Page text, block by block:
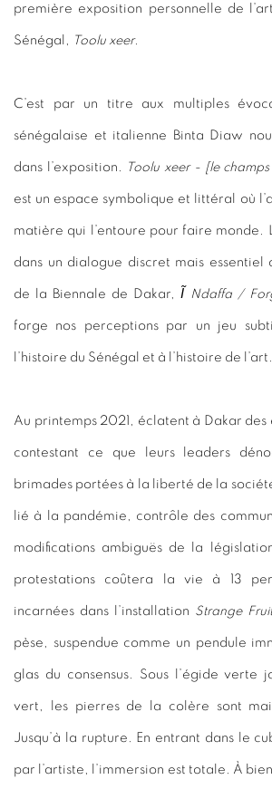
première exposition personnelle de
Sénégal, Toolu xeer.
C’est par un titre aux multiples
sénégalaise et italienne Binta Diaw
dans l’exposition. Toolu xeer - [le
est un espace symbolique et littéral où
matière qui l’entoure pour faire monde.
dans un dialogue discret mais essentiel
de la Biennale de Dakar,Ĩ Ndaffa /
forge nos perceptions par un jeu
l’histoire du Sénégal et à l’histoire de l’art.
Au printemps 2021, éclatent à Dakar
contestant ce que leurs leaders
brimades portées à la liberté de la
lié à la pandémie, contrôle des
modifications ambiguës de la
protestations coûtera la vie à 13
incarnées dans l’installation Strange Fruit
pèse, suspendue comme un pendule
glas du consensus. Sous l’égide verte
vert, les pierres de la colère sont
Jusqu’à la rupture. En entrant dans le
par l’artiste, l’immersion est totale. À